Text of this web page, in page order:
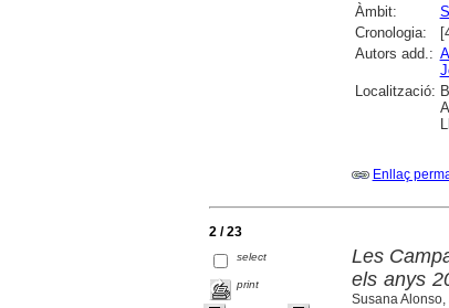
Àmbit:
Cronologia:
Autors add.:
Localització:
Enllaç
2 / 23
select
print
Les
els anys
Susana